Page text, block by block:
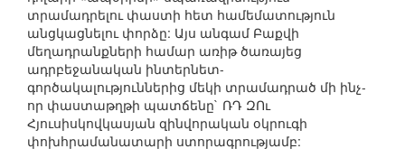
տրամադրելու փաստի հետ համեմատություն
անցկացնելու փորձը: Այս անգամ Բաքվի
մեղադրանքների համար առիթ ծառայեց
ադրբեջանական ինտերնետ-
գործակալություններից մեկի տրամադրած մի ինչ-
որ փաստաթղթի պատճենը` ՌԴ ԶՈւ
Հյուսիսկովկասյան զինվորական օկրուգի
փոխհրամանատարի ստորագրությամբ: